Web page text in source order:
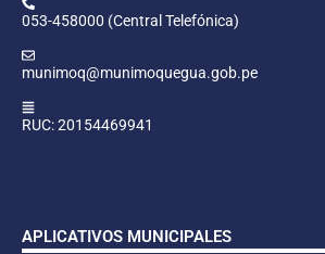
053-458000 (Central Telefónica)
munimoq@munimoquegua.gob.pe
RUC: 20154469941
APLICATIVOS MUNICIPALES